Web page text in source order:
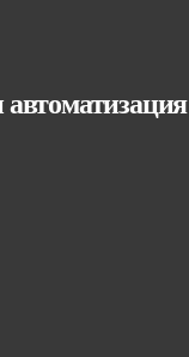
автоматизация